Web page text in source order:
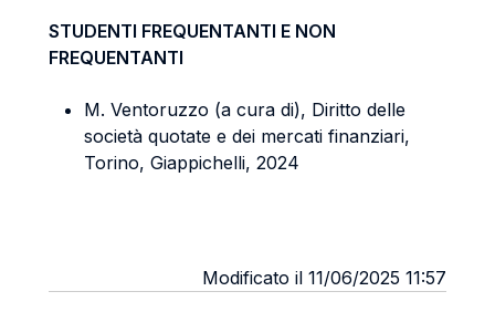
STUDENTI FREQUENTANTI E NON
FREQUENTANTI
M. Ventoruzzo (a cura di), Diritto delle
società quotate e dei mercati finanziari,
Torino, Giappichelli, 2024
Modificato il 11/06/2025 11:57